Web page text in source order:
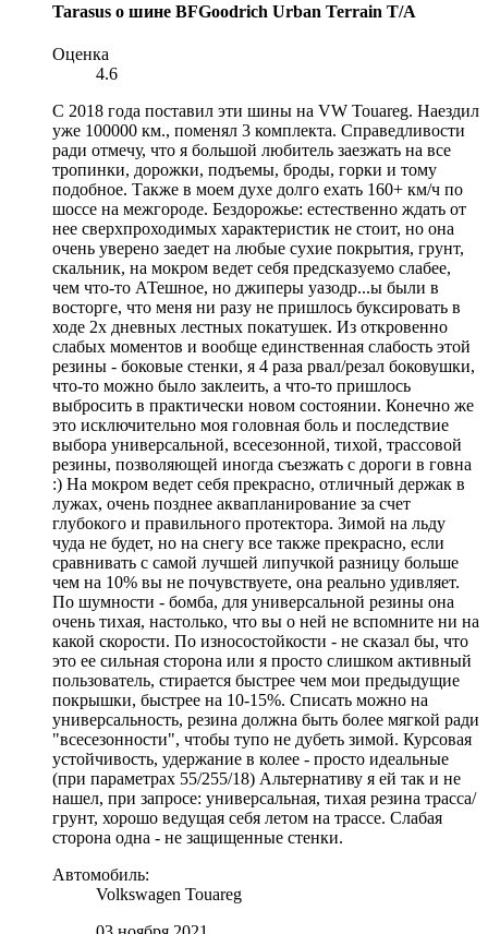
Tarasus о шине BFGoodrich Urban Terrain T/A
Оценка
4.6
С 2018 года поставил эти шины на VW Touareg. Наездил
уже 100000 км., поменял 3 комплекта. Справедливости
ради отмечу, что я большой любитель заезжать на все
тропинки, дорожки, подъемы, броды, горки и тому
подобное. Также в моем духе долго ехать 160+ км/ч по
шоссе на межгороде. Бездорожье: естественно ждать от
нее сверхпроходимых характеристик не стоит, но она
очень уверено заедет на любые сухие покрытия, грунт,
скальник, на мокром ведет себя предсказуемо слабее,
чем что-то АТешное, но джиперы уазодр...ы были в
восторге, что меня ни разу не пришлось буксировать в
ходе 2х дневных лестных покатушек. Из откровенно
слабых моментов и вообще единственная слабость этой
резины - боковые стенки, я 4 раза рвал/резал боковушки,
что-то можно было заклеить, а что-то пришлось
выбросить в практически новом состоянии. Конечно же
это исключительно моя головная боль и последствие
выбора универсальной, всесезонной, тихой, трассовой
резины, позволяющей иногда съезжать с дороги в говна
:) На мокром ведет себя прекрасно, отличный держак в
лужах, очень позднее аквапланирование за счет
глубокого и правильного протектора. Зимой на льду
чуда не будет, но на снегу все также прекрасно, если
сравнивать с самой лучшей липучкой разницу больше
чем на 10% вы не почувствуете, она реально удивляет.
По шумности - бомба, для универсальной резины она
очень тихая, настолько, что вы о ней не вспомните ни на
какой скорости. По износостойкости - не сказал бы, что
это ее сильная сторона или я просто слишком активный
пользователь, стирается быстрее чем мои предыдущие
покрышки, быстрее на 10-15%. Списать можно на
универсальность, резина должна быть более мягкой ради
"всесезонности", чтобы тупо не дубеть зимой. Курсовая
устойчивость, удержание в колее - просто идеальные
(при параметрах 55/255/18) Альтернативу я ей так и не
нашел, при запросе: универсальная, тихая резина трасса/
грунт, хорошо ведущая себя летом на трассе. Слабая
сторона одна - не защищенные стенки.
Автомобиль:
Volkswagen Touareg